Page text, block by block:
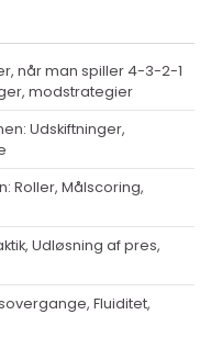
når man spiller 4-3-2-1
modstrategier
Udskiftninger,
Roller, Målscoring,
Udløsning af pres,
Fluiditet,